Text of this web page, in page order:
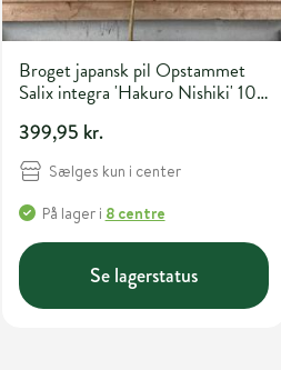
Broget japansk pil Opstammet
Salix integra 'Hakuro Nishiki' 10
399,95 kr.
Sælges kun i center
På lageri 8 centre
Se lagerstatus